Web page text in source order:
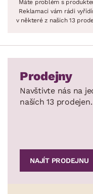
Máte problém s
Reklamaci vám rádi
v některé z našich 13
Prodejny
Navštivte nás na
naších 13 prodejen.
NAJÍT PRODEJNU